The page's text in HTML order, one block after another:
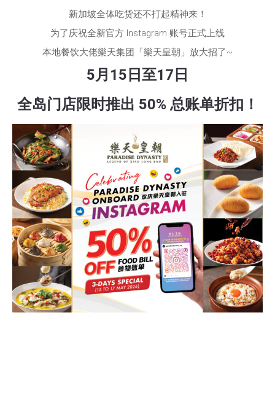
新加坡全体吃货还不打起精神来！
为了庆祝全新官方 Instagram 账号正式上线
本地餐饮大佬樂天集团「樂天皇朝」放大招了~
5月15日至17日
全岛门店限时推出 50% 总账单折扣！